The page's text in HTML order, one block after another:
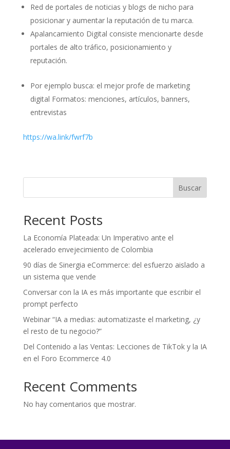
Red de portales de noticias y blogs de nicho para
posicionar y aumentar la reputación de tu marca.
Apalancamiento Digital consiste mencionarte desde
portales de alto tráfico, posicionamiento y
reputación.
Por ejemplo busca: el mejor profe de marketing
digital Formatos: menciones, artículos, banners,
entrevistas
https://wa.link/fwrf7b
Buscar
Recent Posts
La Economía Plateada: Un Imperativo ante el
acelerado envejecimiento de Colombia
90 días de Sinergia eCommerce: del esfuerzo aislado a
un sistema que vende
Conversar con la IA es más importante que escribir el
prompt perfecto
Webinar “IA a medias: automatizaste el marketing, ¿y
el resto de tu negocio?”
Del Contenido a las Ventas: Lecciones de TikTok y la IA
en el Foro Ecommerce 4.0
Recent Comments
No hay comentarios que mostrar.